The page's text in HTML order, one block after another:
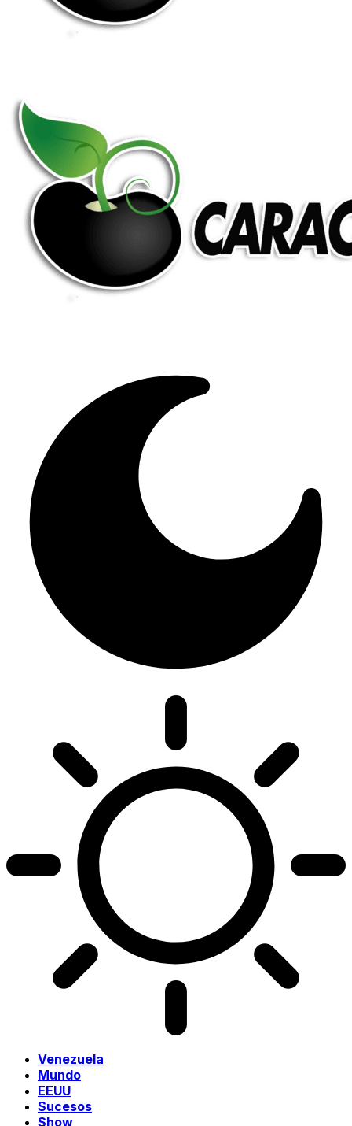
Venezuela
Mundo
EEUU
Sucesos
Show